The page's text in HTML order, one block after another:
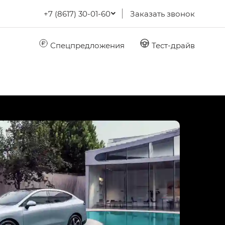
+7 (8617) 30-01-60 Заказать звонок
Спецпредложения Тест-драйв